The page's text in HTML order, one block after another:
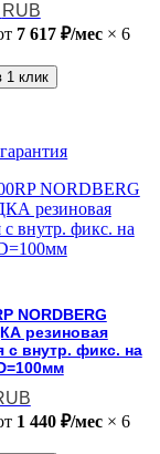
RUB
7 617 ₽/мес× 6
1 клик
NORDBERG
резиновая
с внутр. фикс. на
1 440 ₽/мес× 6